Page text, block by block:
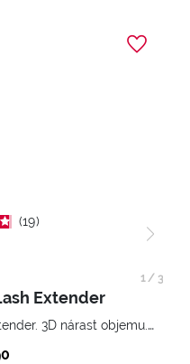
19
Extender
Riasenka Pupa v prevedení Extender. 3D nárast objemu. Nekonečne zhutnené a nadvihnuté riasy.
1/ 3